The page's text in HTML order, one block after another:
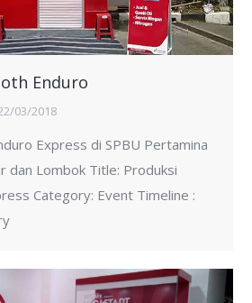
Enduro
03/2018
Express di SPBU Pertamina
dan Lombok Title: Produksi
Category: Event Timeline :